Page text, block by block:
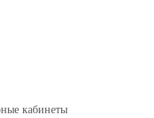
кабинеты